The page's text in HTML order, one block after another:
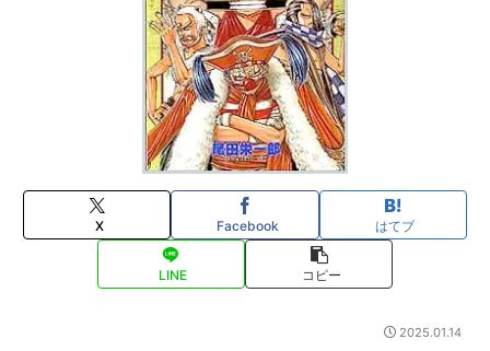
X Facebook はてブ
LINE コピー
2025.01.14